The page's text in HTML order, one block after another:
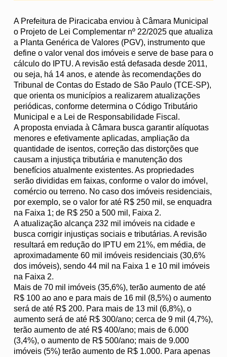
A Prefeitura de Piracicaba enviou à Câmara Municipal
o Projeto de Lei Complementar nº 22/2025 que atualiza
a Planta Genérica de Valores (PGV), instrumento que
define o valor venal dos imóveis e serve de base para o
cálculo do IPTU. A revisão está defasada desde 2011,
ou seja, há 14 anos, e atende às recomendações do
Tribunal de Contas do Estado de São Paulo (TCE-SP),
que orienta os municípios a realizarem atualizações
periódicas, conforme determina o Código Tributário
Municipal e a Lei de Responsabilidade Fiscal.
A proposta enviada à Câmara busca garantir alíquotas
menores e efetivamente aplicadas, ampliação da
quantidade de isentos, correção das distorções que
causam a injustiça tributária e manutenção dos
benefícios atualmente existentes. As propriedades
serão divididas em faixas, conforme o valor do imóvel,
comércio ou terreno. No caso dos imóveis residenciais,
por exemplo, se o valor for até R$ 250 mil, se enquadra
na Faixa 1; de R$ 250 a 500 mil, Faixa 2.
A atualização alcança 232 mil imóveis na cidade e
busca corrigir injustiças sociais e tributárias. A revisão
resultará em redução do IPTU em 21%, em média, de
aproximadamente 60 mil imóveis residenciais (30,6%
dos imóveis), sendo 44 mil na Faixa 1 e 10 mil imóveis
na Faixa 2.
Mais de 70 mil imóveis (35,6%), terão aumento de até
R$ 100 ao ano e para mais de 16 mil (8,5%) o aumento
será de até R$ 200. Para mais de 13 mil (6,8%), o
aumento será de até R$ 300/ano; cerca de 9 mil (4,7%),
terão aumento de até R$ 400/ano; mais de 6.000
(3,4%), o aumento de R$ 500/ano; mais de 9.000
imóveis (5%) terão aumento de R$ 1.000. Para apenas